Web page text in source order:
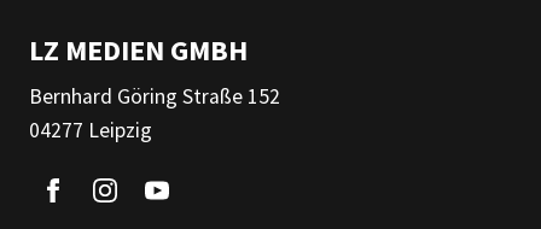
LZ MEDIEN GMBH
Bernhard Göring Straße 152
04277 Leipzig